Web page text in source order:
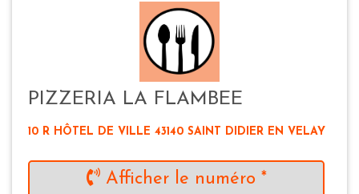
PIZZERIA LA FLAMBEE
10 R HÔTEL DE VILLE 43140 SAINT DIDIER EN VELAY
Afficher le numéro *